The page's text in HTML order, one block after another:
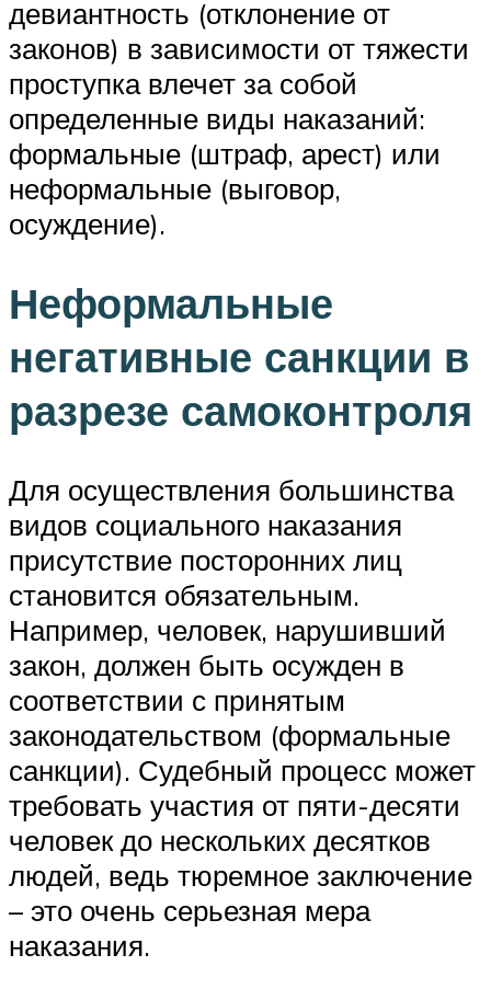
девиантность (отклонение от
законов) в зависимости от тяжести
проступка влечет за собой
определенные виды наказаний:
формальные (штраф, арест) или
неформальные (выговор,
осуждение).
Неформальные
негативные санкции в
разрезе самоконтроля
Для осуществления большинства
видов социального наказания
присутствие посторонних лиц
становится обязательным.
Например, человек, нарушивший
закон, должен быть осужден в
соответствии с принятым
законодательством (формальные
санкции). Судебный процесс может
требовать участия от пяти-десяти
человек до нескольких десятков
людей, ведь тюремное заключение
– это очень серьезная мера
наказания.